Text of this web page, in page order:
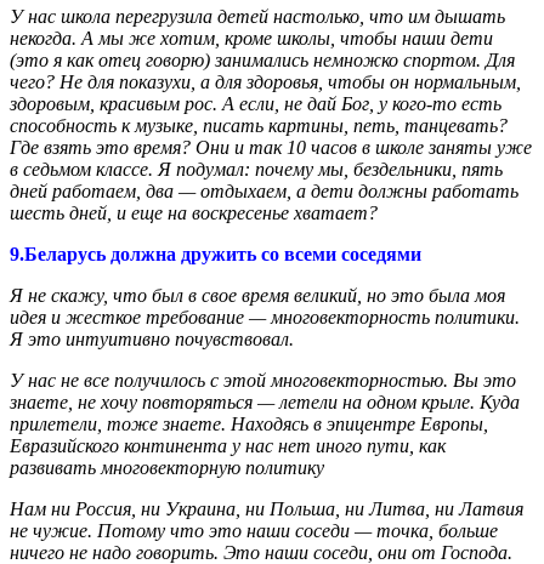
У нас школа перегрузила детей настолько, что им дышать
некогда. А мы же хотим, кроме школы, чтобы наши дети
(это я как отец говорю) занимались немножко спортом. Для
чего? Не для показухи, а для здоровья, чтобы он нормальным,
здоровым, красивым рос. А если, не дай Бог, у кого-то есть
способность к музыке, писать картины, петь, танцевать?
Где взять это время? Они и так 10 часов в школе заняты уже
в седьмом классе. Я подумал: почему мы, бездельники, пять
дней работаем, два — отдыхаем, а дети должны работать
шесть дней, и еще на воскресенье хватает?
9.Беларусь должна дружить со всеми соседями
Я не скажу, что был в свое время великий, но это была моя
идея и жесткое требование — многовекторность политики.
Я это интуитивно почувствовал.
У нас не все получилось с этой многовекторностью. Вы это
знаете, не хочу повторяться — летели на одном крыле. Куда
прилетели, тоже знаете. Находясь в эпицентре Европы,
Евразийского континента у нас нет иного пути, как
развивать многовекторную политику
Нам ни Россия, ни Украина, ни Польша, ни Литва, ни Латвия
не чужие. Потому что это наши соседи — точка, больше
ничего не надо говорить. Это наши соседи, они от Господа.